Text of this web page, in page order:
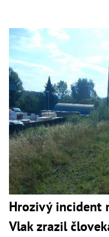
Hrozivý incident
Vlak zrazil